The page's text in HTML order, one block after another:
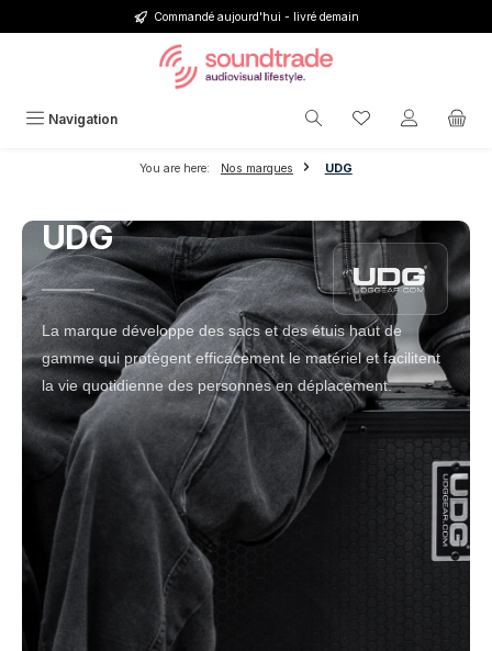
Passer au contenu principalCommandé aujourd'hui - livré demain
Navigation Vous avez 0
You are here: Nos marques UDG
UDG
La marque développe des sacs et des étuis haut de
gamme qui protègent efficacement le matériel et facilitent
la vie quotidienne des personnes en déplacement.